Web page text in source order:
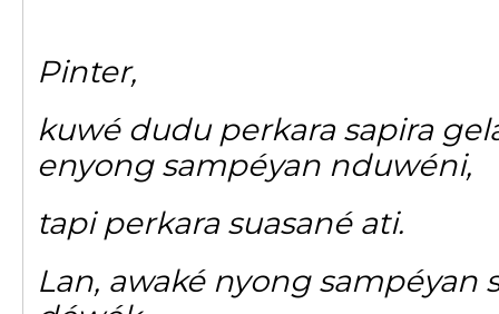
Pinter,
kuwé dudu perkara sapira
enyong sampéyan nduwéni,
tapi perkara suasané ati.
Lan, awaké nyong sampéyan